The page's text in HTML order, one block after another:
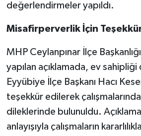
değerlendirmeler yapıldı.
Misafirperverlik İçin
MHP Ceylanpınar İlçe
yapılan açıklamada, ev sahipliği
Eyyübiye İlçe Başkanı Hacı
teşekkür edilerek
dileklerinde bulunuldu.
anlayışıyla çalışmaların